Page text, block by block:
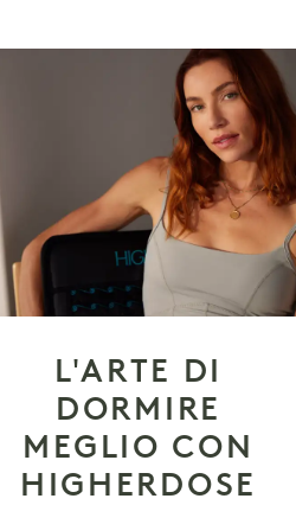
L'ARTE DI
DORMIRE
MEGLIO CON
HIGHERDOSE